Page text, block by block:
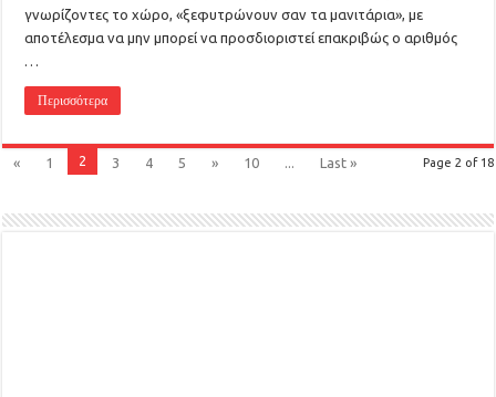
γνωρίζοντες το χώρο, «ξεφυτρώνουν σαν τα μανιτάρια», με
αποτέλεσμα να μην μπορεί να προσδιοριστεί επακριβώς ο αριθμός
…
Περισσότερα
Page 2 of 18
« 1 2 3 4 5 » 10 ... Last »